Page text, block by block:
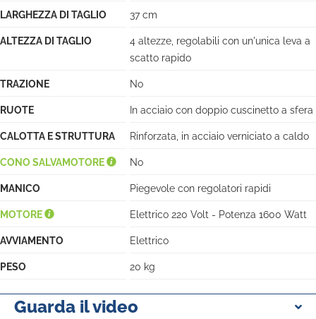
LARGHEZZA DI TAGLIO 37 cm
ALTEZZA DI TAGLIO
4 altezze, regolabili con un'unica leva a
scatto rapido
TRAZIONE No
RUOTE In acciaio con doppio cuscinetto a sfera
CALOTTA E STRUTTURA Rinforzata, in acciaio verniciato a caldo
CONO SALVAMOTORE No
MANICO Piegevole con regolatori rapidi
MOTORE Elettrico 220 Volt - Potenza 1600 Watt
AVVIAMENTO Elettrico
PESO 20 kg
Guarda il video